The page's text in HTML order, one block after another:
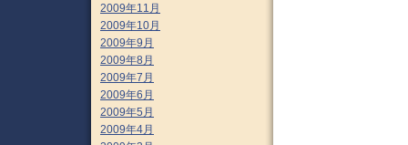
2009年11月
2009年10月
2009年9月
2009年8月
2009年7月
2009年6月
2009年5月
2009年4月